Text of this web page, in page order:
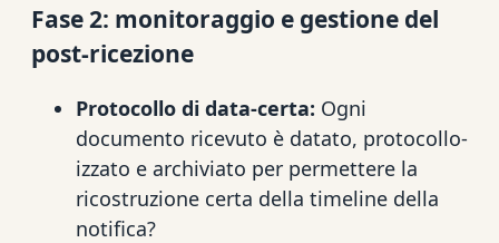
Fase 2: monitoraggio e gestione del
post-ricezione
Protocollo di data-certa: Ogni
documento ricevuto è datato, protocollo-
izzato e archiviato per permettere la
ricostruzione certa della timeline della
notifica?